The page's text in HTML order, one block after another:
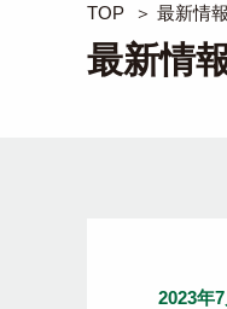
TOP ＞ 最新情
最新情
2023年